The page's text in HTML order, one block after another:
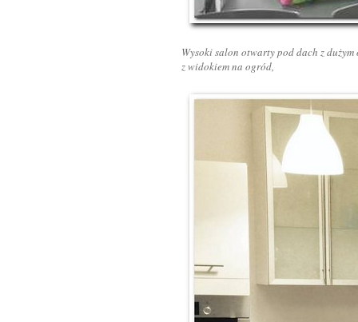
Wysoki salon otwarty pod dach z dużym
z widokiem na ogród,